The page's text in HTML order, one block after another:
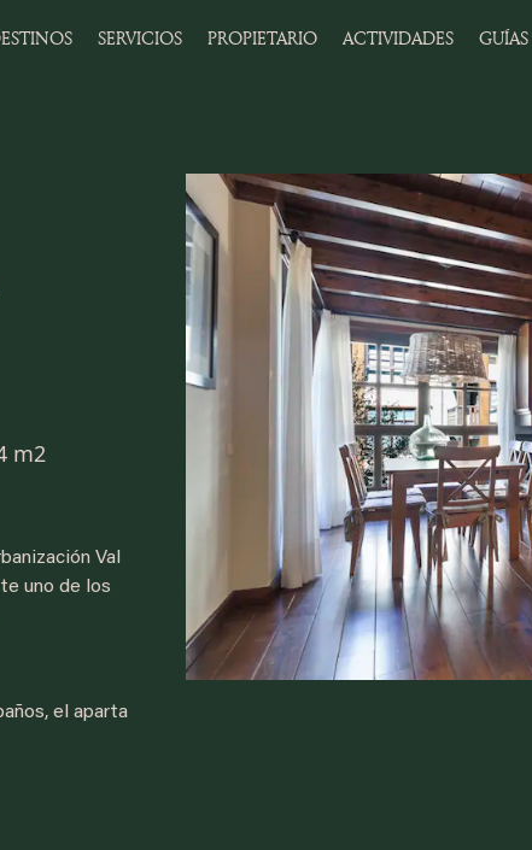
SERVICIOS PROPIETARIO ACTIVIDADES GUÍAS
m2
Val
uno de los
el aparta